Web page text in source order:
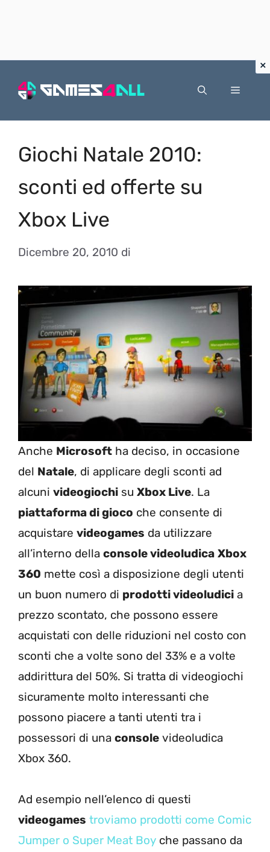
Menu
Giochi Natale 2010:
sconti ed offerte su
Xbox Live
Dicembre 20, 2010 di
Anche Microsoft ha deciso, in occasione
del Natale, di applicare degli sconti ad
alcuni videogiochi su Xbox Live. La
piattaforma di gioco che consente di
acquistare videogames da utilizzare
all’interno della console videoludica Xbox
360 mette così a disposizione degli utenti
un buon numero di prodotti videoludici a
prezzo scontato, che possono essere
acquistati con delle riduzioni nel costo con
sconti che a volte sono del 33% e a volte
addirittura del 50%. Si tratta di videogiochi
sicuramente molto interessanti che
possono piacere a tanti utenti tra i
possessori di una console videoludica
Xbox 360.
Ad esempio nell’elenco di questi
videogames troviamo prodotti come Comic
Jumper o Super Meat Boy che passano da